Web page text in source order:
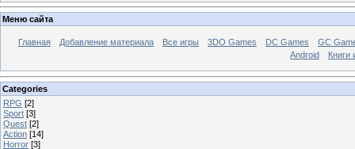
Меню сайта
Главная Добавление материала Все игры 3DO Games DC Games
GC
Android
Книги
Categories
RPG [2]
Sport [3]
Quest [2]
Action [14]
Horror [3]